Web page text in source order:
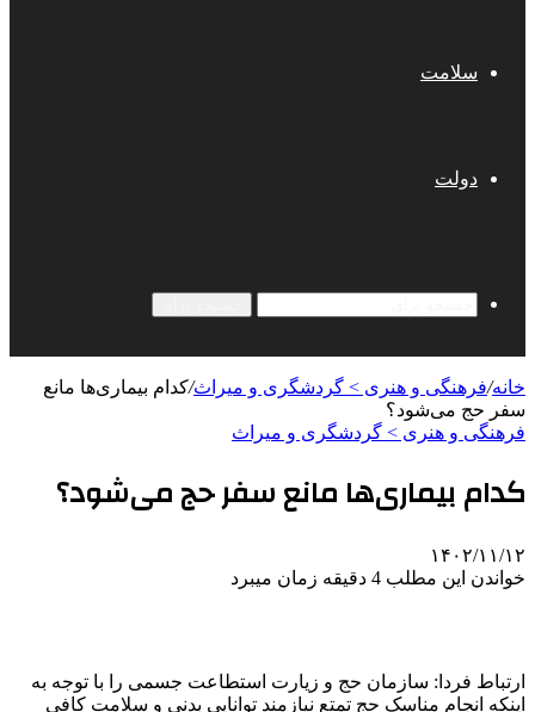
سلامت
دولت
خانه/فرهنگی و هنری > گردشگری و میراث/کدام بیماری‌ها مانع
سفر حج می‌شود؟
فرهنگی و هنری > گردشگری و میراث
کدام بیماری‌ها مانع سفر حج می‌شود؟
۱۴۰۲/۱۱/۱۲
خواندن این مطلب 4 دقیقه زمان میبرد
ارتباط فردا: سازمان حج و زیارت استطاعت جسمی را با توجه به
اینکه انجام مناسک حج تمتع نیازمند توانایی بدنی و سلامت کافی